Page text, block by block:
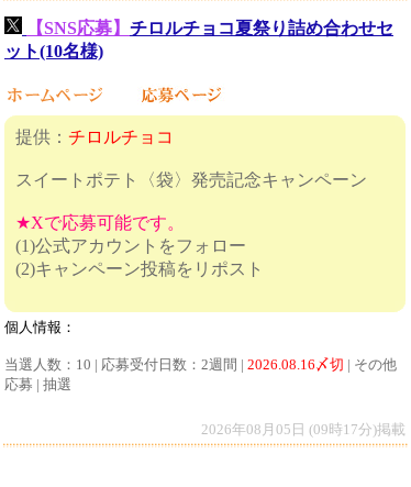
【SNS応募】 チロルチョコ夏祭り詰め合わせセ
ット(10名様)
提供： チロルチョコ
スイートポテト〈袋〉発売記念キャンペーン
★Xで応募可能です。
(1)公式アカウントをフォロー
(2)キャンペーン投稿をリポスト
個人情報：
当選人数：10 | 応募受付日数：2週間 | 2026.08.16〆切 | その他
応募 | 抽選
2026年08月05日 (09時17分)掲載